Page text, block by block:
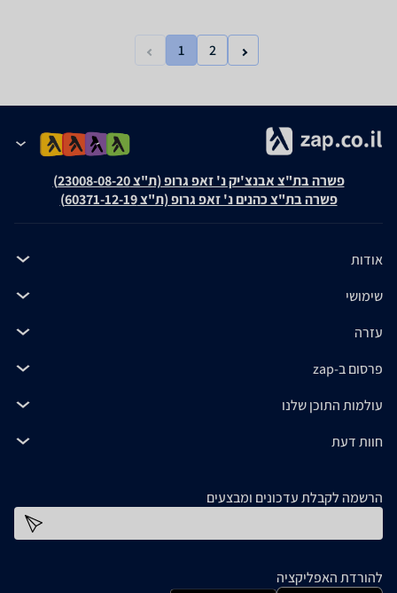
1 2
פשרה בת"צ אבנצ'יק נ' זאפ גרופ (ת"צ 23008-08-20)
פשרה בת"צ כהנים נ' זאפ גרופ (ת"צ 60371-12-19)
אודות
שימושי
עזרה
פרסום ב-zap
עולמות התוכן שלנו
חוות דעת
הרשמה לקבלת עדכונים ומבצעים
להורדת האפליקציה